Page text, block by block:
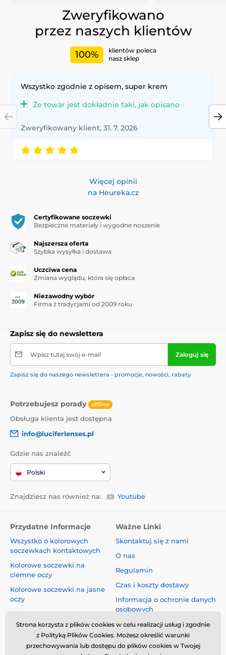
Zweryfikowano
przez naszych klientów
100%
klientów poleca
nasz sklep
Wszystko zgodnie z opisem, super krem
Że towar jest dokładnie taki, jak opisano
Zweryfikowany klient, 31. 7. 2026
Więcej opinii
na Heureka.cz
Certyfikowane soczewki
Bezpieczne materiały i wygodne noszenie
Najszersza oferta
Szybka wysyłka i dostawa
Uczciwa cena
Zmiana wyglądu, która się opłaca
Niezawodny wybór
Firma z tradycjami od 2009 roku
Zapisz się do newslettera
Wpisz tutaj swój e-mail Zaloguj się
Zapisz się do naszego newslettera - promocje, nowości, rabaty
Potrzebujesz porady offline
Obsługa klienta jest dostępna
info@luciferlenses.pl
Gdzie nas znaleźć
Polski
Znajdziesz nas również na: Youtube
Przydatne Informacje
Wszystko o kolorowych
soczewkach kontaktowych
Kolorowe soczewki na
ciemne oczy
Kolorowe soczewki na jasne
oczy
Blog
Ważne Linki
Skontaktuj się z nami
O nas
Regulamin
Czas i koszty dostawy
Informacja o ochronie danych
osobowych
Reklamacje i Odstąpienie od
Umowy
Bezpieczeństwo i jakość bez
Strona korzysta z plików cookies w celu realizacji usług i zgodnie
z Polityką Plików Cookies. Możesz określić warunki
przechowywania lub dostępu do plików cookies w Twojej